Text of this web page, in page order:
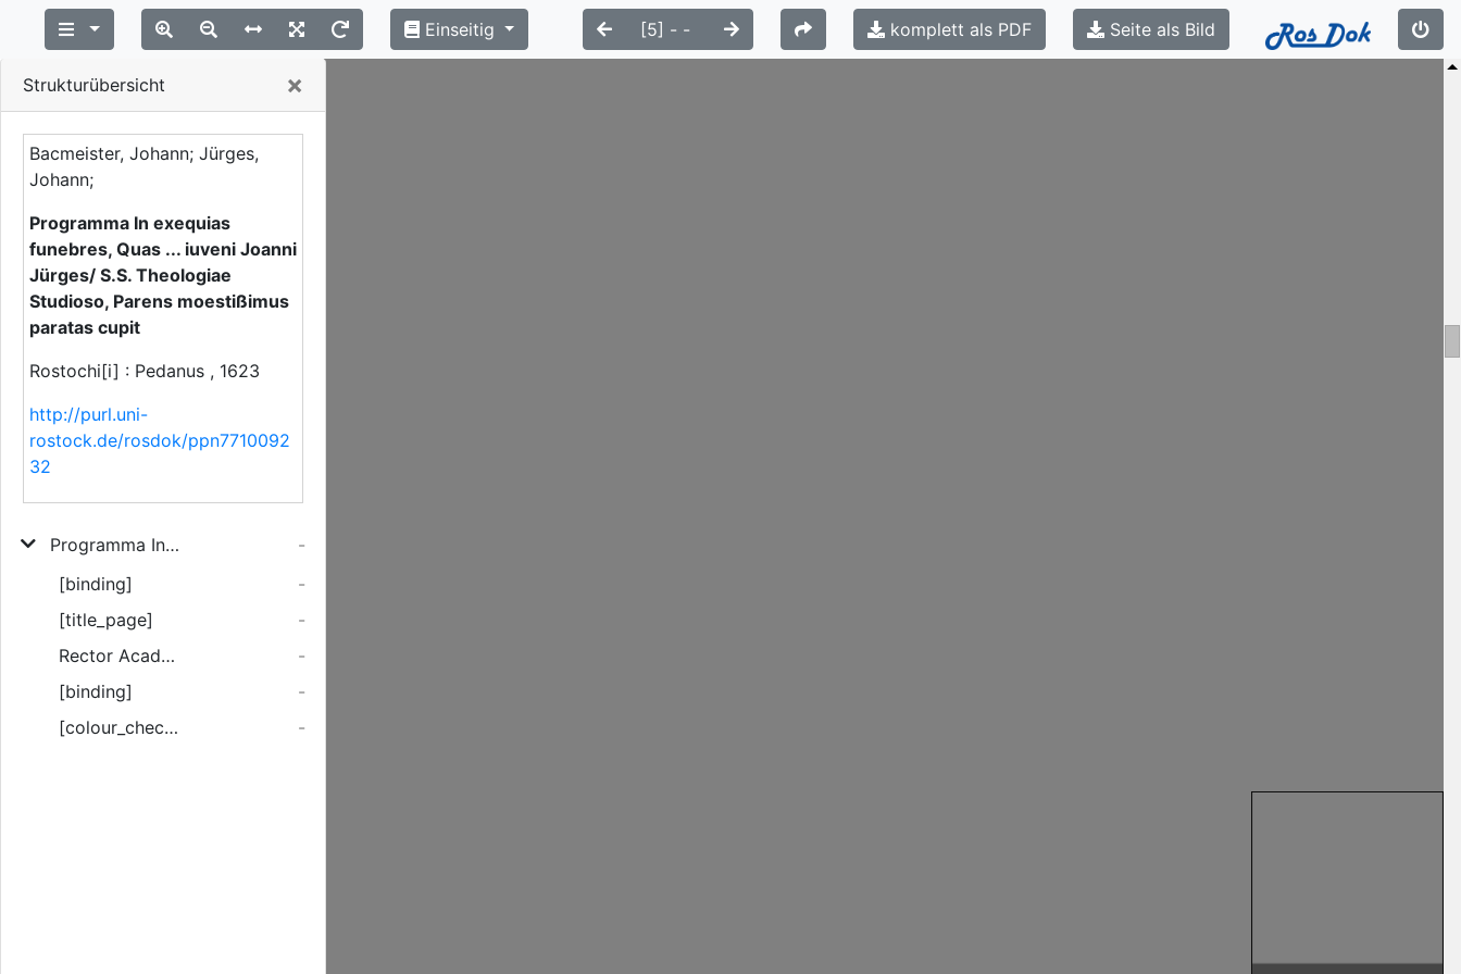
Strukturübersicht ×
Bacmeister, Johann; Jürges,
Johann;
Programma In exequias
funebres, Quas ... iuveni Joanni
Jürges/ S.S. Theologiae
Studioso, Parens moestißimus
paratas cupit
Rostochi[i] : Pedanus , 1623
http://purl.uni-
rostock.de/rosdok/ppn7710092
32
Programma In exequias funebres, Quas ... iuveni Joanni Jürges/ S.S. Theologiae Studioso, Parens moestißimus paratas cupit
-
[binding]
-
[title_page]
-
Rector Academiae Rostochiensis Joannes Bacmeisterus ...
-
[binding]
-
[colour_checker]
-
Einseitig komplett als PDF Seite als Bild